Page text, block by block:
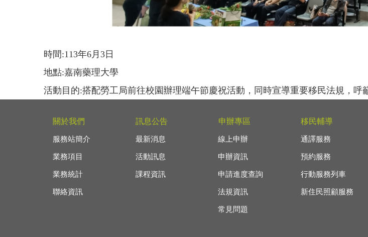
時間:113年6月3日
地點:嘉南藥理大學
活動目的:搭配勞工局前往校園辦理端午節慶祝活動，同時宣導重要移民法規，
關於我們
服務站簡介
業務項目
業務統計
聯絡資訊
訊息公告
最新消息
活動訊息
課程資訊
申辦專區
線上申辦
申辦資訊
申請進度查詢
法規資訊
常見問題
移民輔導
通譯服務
預約服務
行動服務列車
新住民照顧服務